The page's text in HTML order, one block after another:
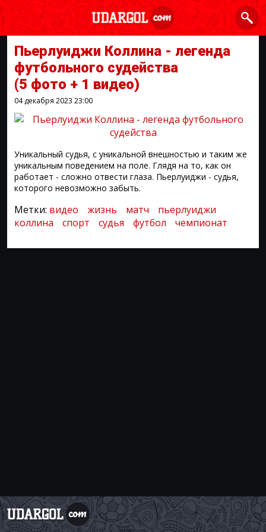
Пьерлуиджи Коллина - легенда
футбольного судейства
(5 фото + 1 видео)
04 декабря 2023 23:00
Уникальный судья, с уникальной внешностью и таким же
уникальным поведением на поле. Глядя на то, как он
работает - сложно отвести глаза. Пьерлуиджи - судья,
которого невозможно забыть.
Метки: видео жизнь матч
пьерлуиджи
коллина
спорт судья футбол чемпионат